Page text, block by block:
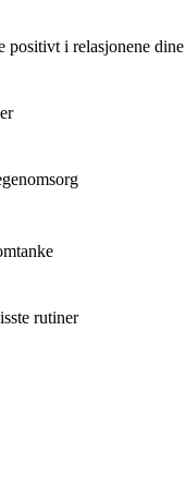
positivt i relasjonene dine
rutiner